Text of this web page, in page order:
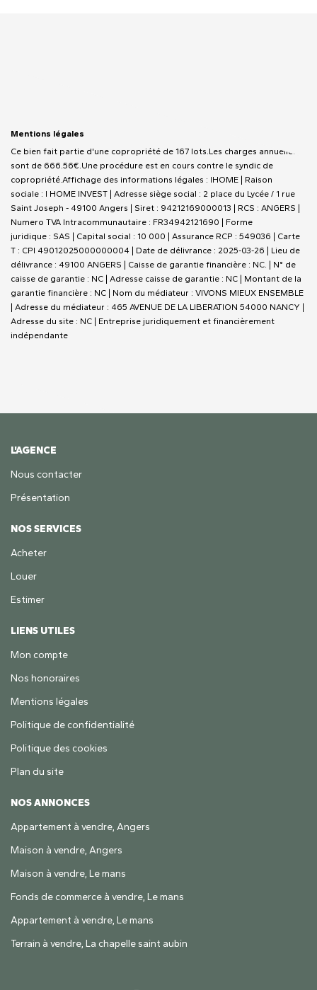
Mentions légales
Ce bien fait partie d'une copropriété de 167 lots.Les charges annuelles
sont de 666.56€. Une procédure est en cours contre le syndic de
copropriété. Affichage des informations légales : IHOME | Raison
sociale : I HOME INVEST | Adresse siège social : 2 place du Lycée / 1 rue
Saint Joseph - 49100 Angers | Siret : 94212169000013 | RCS : ANGERS |
Numero TVA Intracommunautaire : FR34942121690 | Forme
juridique : SAS | Capital social : 10 000 | Assurance RCP : 549036 | Carte
T : CPI 49012025000000004 | Date de délivrance : 2025-03-26 | Lieu de
délivrance : 49100 ANGERS | Caisse de garantie financière : NC. | N° de
caisse de garantie : NC | Adresse caisse de garantie : NC | Montant de la
garantie financière : NC | Nom du médiateur : VIVONS MIEUX ENSEMBLE
| Adresse du médiateur : 465 AVENUE DE LA LIBERATION 54000 NANCY |
Adresse du site : NC | Entreprise juridiquement et financièrement
indépendante
L'AGENCE
Nous contacter
Présentation
NOS SERVICES
Acheter
Louer
Estimer
LIENS UTILES
Mon compte
Nos honoraires
Mentions légales
Politique de confidentialité
Politique des cookies
Plan du site
NOS ANNONCES
Appartement à vendre, Angers
Maison à vendre, Angers
Maison à vendre, Le mans
Fonds de commerce à vendre, Le mans
Appartement à vendre, Le mans
Terrain à vendre, La chapelle saint aubin